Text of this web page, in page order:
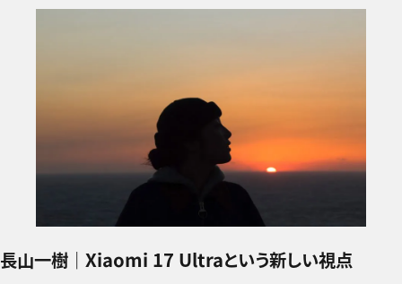
長山一樹｜Xiaomi 17 Ultraという新しい視点